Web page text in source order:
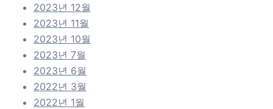
2023년 12월
2023년 11월
2023년 10월
2023년 7월
2023년 6월
2022년 3월
2022년 1월